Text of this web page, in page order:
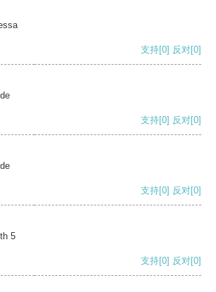
支持[0] 反对[0]
支持[0] 反对[0]
支持[0] 反对[0]
5
支持[0] 反对[0]